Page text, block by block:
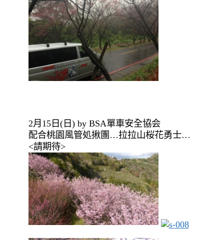
2月15日(日) by BSA單車安全協会
配合桃園風管処揪團…拉拉山桜花勇士…
<請期待>